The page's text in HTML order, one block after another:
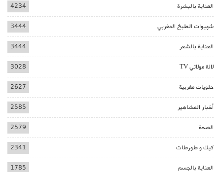
العناية بالبشرة 4234
شهيوات الطبخ المغربي 3444
العناية بالشعر 3444
لالة مولاتي TV 3028
حلويات مغربية 2627
أخبار المشاهير 2585
الصحة 2579
كيك و طورطات 2341
العناية بالجسم 1785